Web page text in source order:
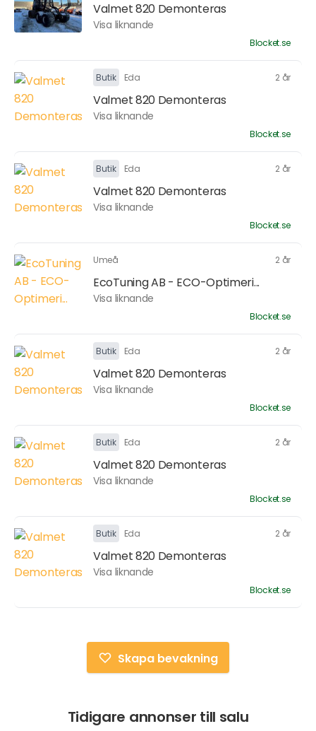
Valmet 820 Demonteras
Visa liknande
Blocket.se
Butik Eda 2 år
Valmet 820 Demonteras
Visa liknande
Blocket.se
Butik Eda 2 år
Valmet 820 Demonteras
Visa liknande
Blocket.se
Umeå 2 år
EcoTuning AB - ECO-Optimeri...
Visa liknande
Blocket.se
Butik Eda 2 år
Valmet 820 Demonteras
Visa liknande
Blocket.se
Butik Eda 2 år
Valmet 820 Demonteras
Visa liknande
Blocket.se
Butik Eda 2 år
Valmet 820 Demonteras
Visa liknande
Blocket.se
Skapa bevakning
Tidigare annonser till salu